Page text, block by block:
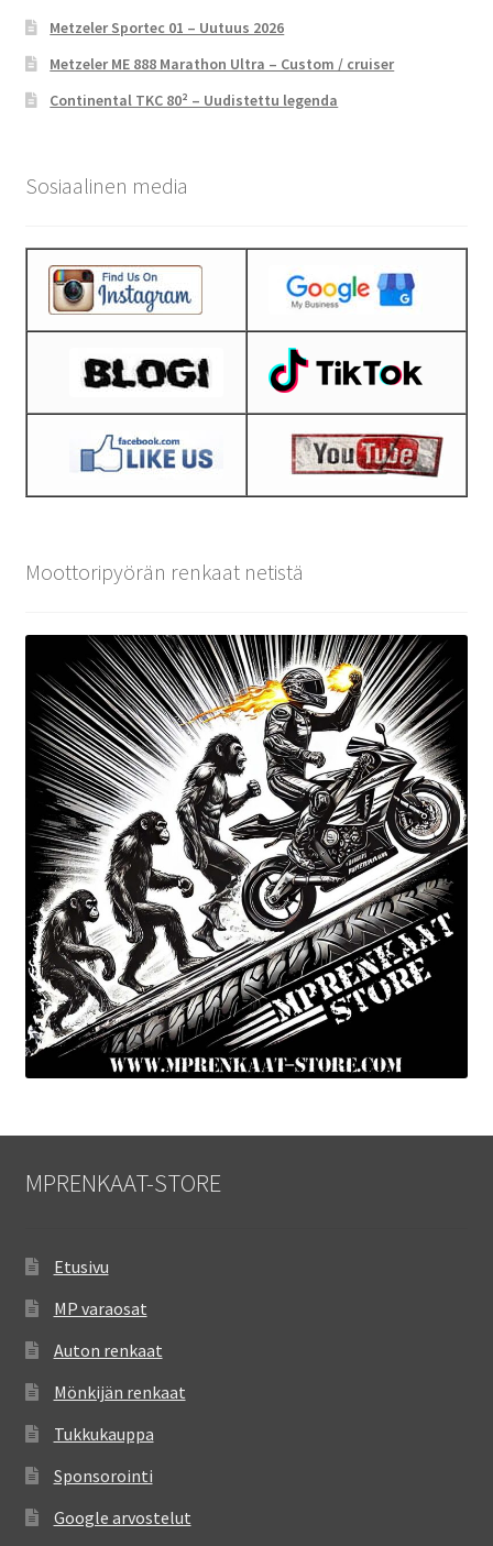
Metzeler Sportec 01 – Uutuus 2026
Metzeler ME 888 Marathon Ultra – Custom / cruiser
Continental TKC 80² – Uudistettu legenda
Sosiaalinen media
Moottoripyörän renkaat netistä
MPRENKAAT-STORE
Etusivu
MP varaosat
Auton renkaat
Mönkijän renkaat
Tukkukauppa
Sponsorointi
Google arvostelut